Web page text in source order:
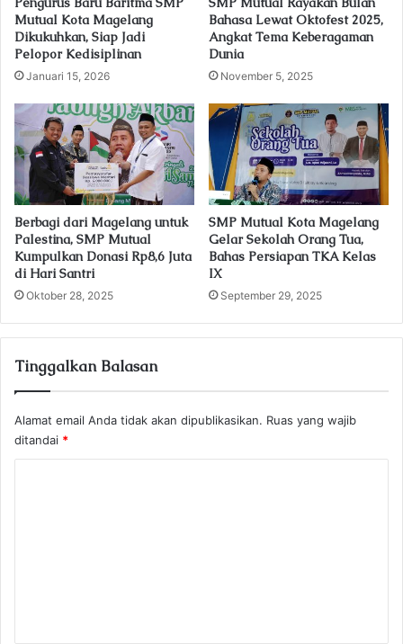
d
r
e
s
s
Mutual Kota Magelang
Dikukuhkan, Siap Jadi
Pelopor Kedisiplinan
Januari 15, 2026
Bahasa Lewat Oktofest 2025,
Angkat Tema Keberagaman
Dunia
November 5, 2025
Berbagi dari Magelang untuk
Palestina, SMP Mutual
Kumpulkan Donasi Rp8,6 Juta
di Hari Santri
Oktober 28, 2025
SMP Mutual Kota Magelang
Gelar Sekolah Orang Tua,
Bahas Persiapan TKA Kelas
IX
September 29, 2025
Tinggalkan Balasan
Alamat email Anda tidak akan dipublikasikan. Ruas yang wajib
ditandai *